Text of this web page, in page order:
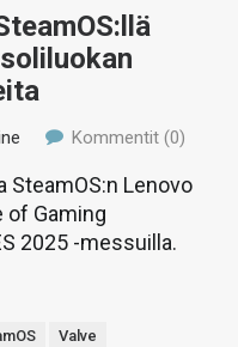
Kommentit (0)
SteamOS:n Lenovo
of Gaming
2025 -messuilla.
Valve